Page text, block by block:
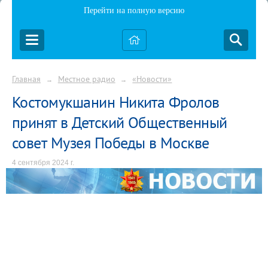
Перейти на полную версию
Главная → Местное радио → «Новости»
Костомукшанин Никита Фролов
принят в Детский Общественный
совет Музея Победы в Москве
4 сентября 2024 г.